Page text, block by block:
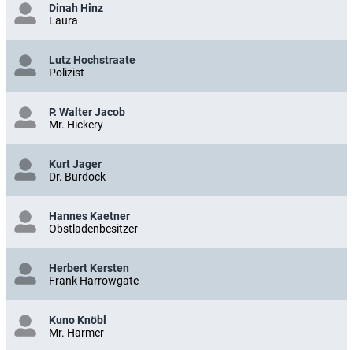
Dinah Hinz
Laura
Lutz Hochstraate
Polizist
P. Walter Jacob
Mr. Hickery
Kurt Jager
Dr. Burdock
Hannes Kaetner
Obstladenbesitzer
Herbert Kersten
Frank Harrowgate
Kuno Knöbl
Mr. Harmer